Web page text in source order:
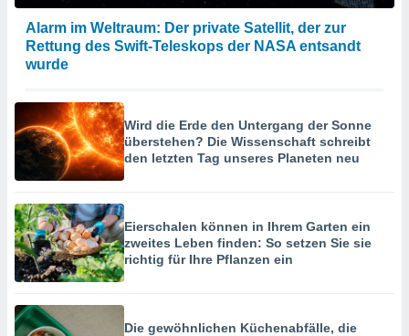
Alarm im Weltraum: Der private Satellit, der zur
Rettung des Swift-Teleskops der NASA entsandt
wurde
Wird die Erde den Untergang der Sonne
überstehen? Die Wissenschaft schreibt
den letzten Tag unseres Planeten neu
Eierschalen können in Ihrem Garten ein
zweites Leben finden: So setzen Sie sie
richtig für Ihre Pflanzen ein
Die gewöhnlichen Küchenabfälle, die